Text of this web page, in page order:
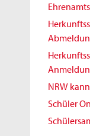
NRW
Schüler